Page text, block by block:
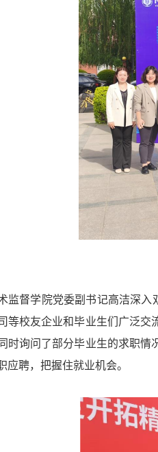
监督学院党委副 书记高洁深入
等校友企业和毕业生们广泛交
同时询问了部分毕业生的求职情
应聘， 把握住就业机会。